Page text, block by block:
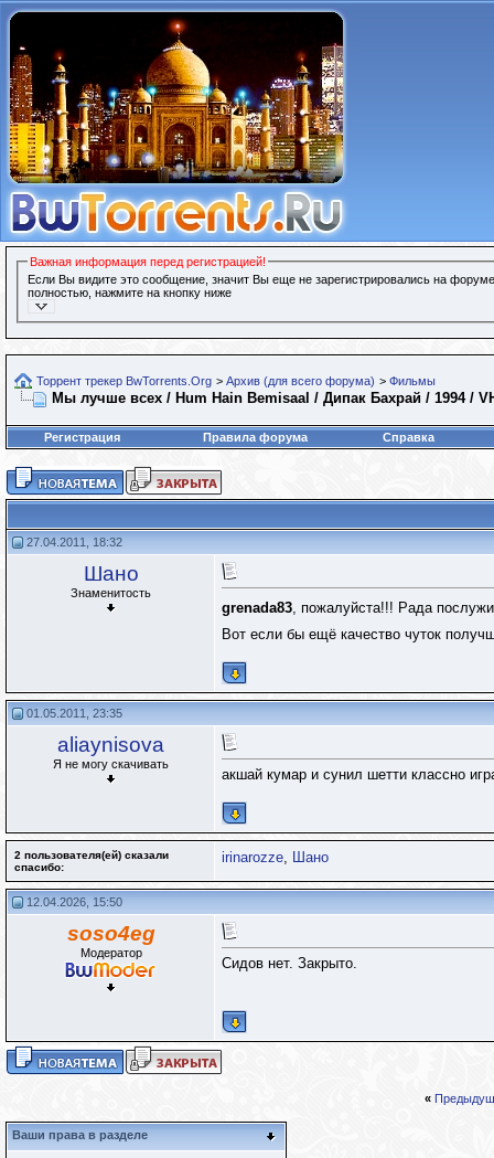
Важная информация перед регистрацией!
Если Вы видите это сообщение, значит Вы еще не зарегистрировались на
полностью, нажмите на кнопку ниже
Торрент трекер BwTorrents.Org > Архив (для всего форума) > Фильмы
Мы лучше всех / Hum Hain Bemisaal / Дипак Бахрай / 1994 /
Регистрация Правила форума Справка
27.04.2011, 18:32
Шано
Знаменитость
grenada83 , пожалуйста!!! Рада
Вот если бы ещё качество чуток
01.05.2011, 23:35
aliaynisova
Я не могу скачивать
акшай кумар и сунил шетти классно
2 пользователя(ей) сказали
cпасибо:
irinarozze, Шано
12.04.2026, 15:50
soso4eg
Модератор
Сидов нет. Закрыто.
«
Ваши права в разделе